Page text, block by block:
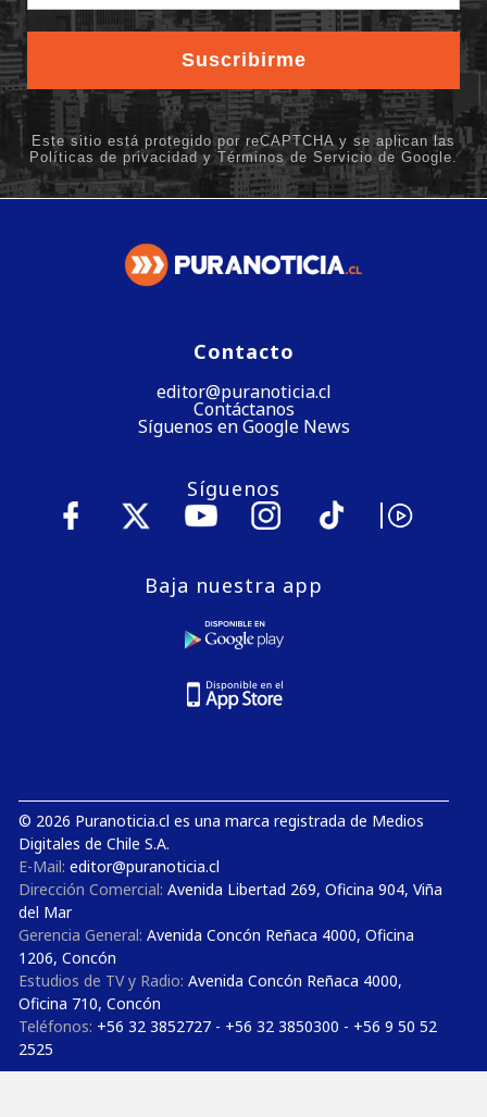
Contacto
editor@puranoticia.cl
Contáctanos
Síguenos en Google News
Síguenos
Baja nuestra app
© 2026 Puranoticia.cl es una marca registrada de Medios
Digitales de Chile S.A.
E-Mail: editor@puranoticia.cl
Dirección Comercial: Avenida Libertad 269, Oficina 904, Viña
del Mar
Gerencia General: Avenida Concón Reñaca 4000, Oficina
1206, Concón
Estudios de TV y Radio: Avenida Concón Reñaca 4000,
Oficina 710, Concón
Teléfonos: +56 32 3852727 - +56 32 3850300 - +56 9 50 52
2525